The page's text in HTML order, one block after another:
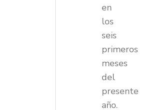
en
los
seis
primeros
meses
del
presente
año.